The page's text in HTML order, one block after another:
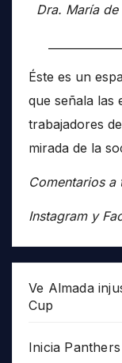
Dra. María
Éste es un
que señala las
trabajadores
mirada de la
Comentarios
Instagram y
Ve Almada
Cup
Inicia